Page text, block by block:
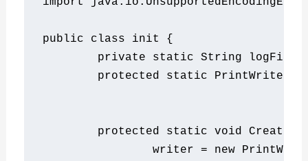
public class init {
private
static String logFile
protected
static PrintWriter
protected static void
		writer
= new